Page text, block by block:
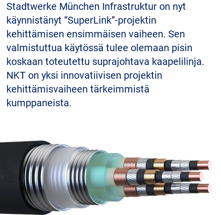
Tietoa meistä
Kestävä kehitys
Yhteystiedot
Sijoittajat
Stadtwerke München Infrastruktur on nyt
käynnistänyt ”SuperLink”-projektin
kehittämisen ensimmäisen vaiheen. Sen
valmistuttua käytössä tulee olemaan pisin
koskaan toteutettu suprajohtava kaapelilinja.
NKT on yksi innovatiivisen projektin
kehittämisvaiheen tärkeimmistä
kumppaneista.